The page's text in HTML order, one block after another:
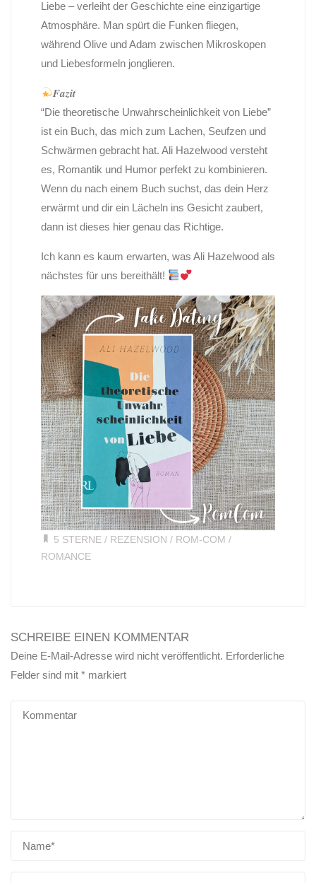
Liebe – verleiht der Geschichte eine einzigartige
Atmosphäre. Man spürt die Funken fliegen,
während Olive und Adam zwischen Mikroskopen
und Liebesformeln jonglieren.
𝑭𝒂𝒛𝒊𝒕
“Die theoretische Unwahrscheinlichkeit von Liebe”
ist ein Buch, das mich zum Lachen, Seufzen und
Schwärmen gebracht hat. Ali Hazelwood versteht
es, Romantik und Humor perfekt zu kombinieren.
Wenn du nach einem Buch suchst, das dein Herz
erwärmt und dir ein Lächeln ins Gesicht zaubert,
dann ist dieses hier genau das Richtige.
Ich kann es kaum erwarten, was Ali Hazelwood als
nächstes für uns bereithält!
5 STERNE/ REZENSION / ROM-COM /
ROMANCE
SCHREIBE EINEN KOMMENTAR
Deine E-Mail-Adresse wird nicht veröffentlicht. Erforderliche
Felder sind mit* markiert